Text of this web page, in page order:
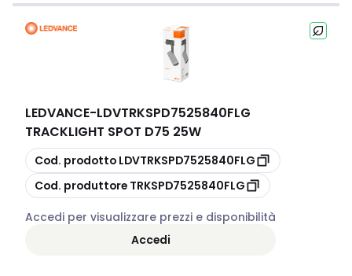
LEDVANCE-LDVTRKSPD7525840FLG
TRACKLIGHT SPOT D75 25W
copia
Cod. prodotto LDVTRKSPD7525840FLG
copia
Cod. produttore TRKSPD7525840FLG
Accedi per visualizzare prezzi e disponibilità
Accedi